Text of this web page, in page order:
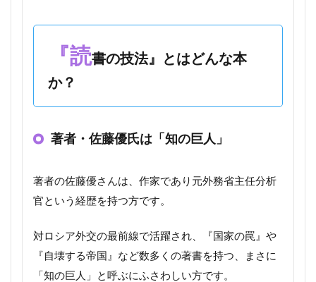
『読書の技法』とはどんな本
か？
著者・佐藤優氏は「知の巨人」
著者の佐藤優さんは、作家であり元外務省主任分析
官という経歴を持つ方です。
対ロシア外交の最前線で活躍され、『国家の罠』や
『自壊する帝国』など数多くの著書を持つ、まさに
「知の巨人」と呼ぶにふさわしい方です。